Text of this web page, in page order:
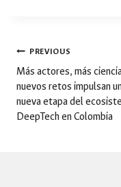
Post
PREVIOUS
Más actores, más
nuevos retos impulsan
nueva etapa del
DeepTech en Colombia